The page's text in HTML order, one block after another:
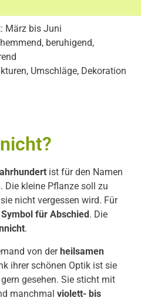
März bis Juni
beruhigend,
Umschläge, Dekoration
ist für den Namen
Die kleine Pflanze soll zu
nicht vergessen wird. Für
Symbol für Abschied . Die
.
von derheilsamen
ihrer schönen Optik ist sie
gesehen. Sie sticht mit
manchmal violett- bis